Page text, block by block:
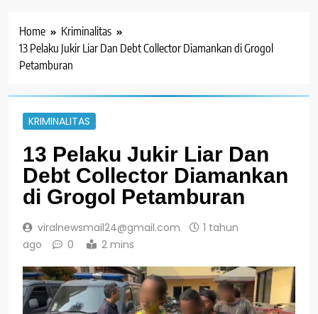
Home
Kriminalitas
13 Pelaku Jukir Liar Dan Debt Collector Diamankan di Grogol
Petamburan
KRIMINALITAS
13 Pelaku Jukir Liar Dan
Debt Collector Diamankan
di Grogol Petamburan
viralnewsmail24@gmail.com
1 tahun
ago
0 2 mins